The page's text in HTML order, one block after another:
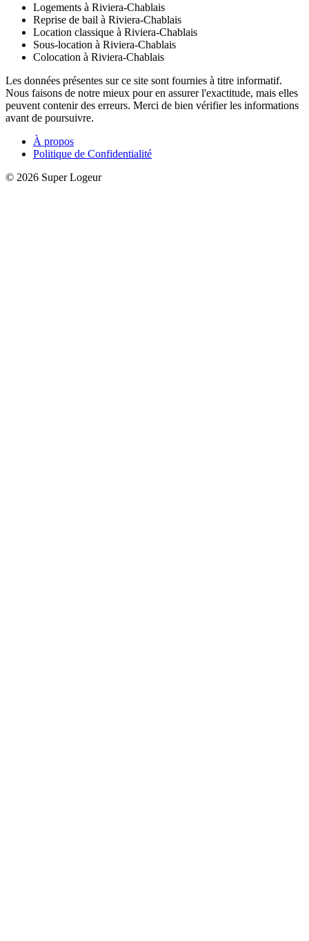
Logements à Riviera-Chablais
Reprise de bail à Riviera-Chablais
Location classique à Riviera-Chablais
Sous-location à Riviera-Chablais
Colocation à Riviera-Chablais
Les données présentes sur ce site sont fournies à titre informatif.
Nous faisons de notre mieux pour en assurer l'exactitude, mais elles
peuvent contenir des erreurs. Merci de bien vérifier les informations
avant de poursuivre.
À propos
Politique de Confidentialité
© 2026 Super Logeur